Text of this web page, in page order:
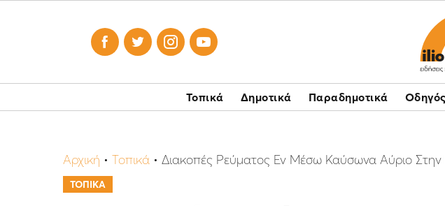
   
Τοπικά Δημοτικά Παραδημοτικά
Αρχική • Τοπικά • Διακοπές Ρεύματος Εν Μέσω Καύσωνα Αύριο Στην
ΤΟΠΙΚΑ